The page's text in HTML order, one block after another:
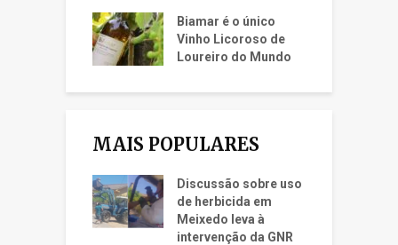
Biamar é o único
Vinho Licoroso de
Loureiro do Mundo
MAIS POPULARES
Discussão sobre uso
de herbicida em
Meixedo leva à
intervenção da GNR